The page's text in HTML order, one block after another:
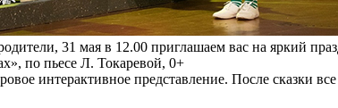
31 мая в 12.00 приглашаем вас на яркий
по пьесе Л. Токаревой, 0+
интерактивное представление. После